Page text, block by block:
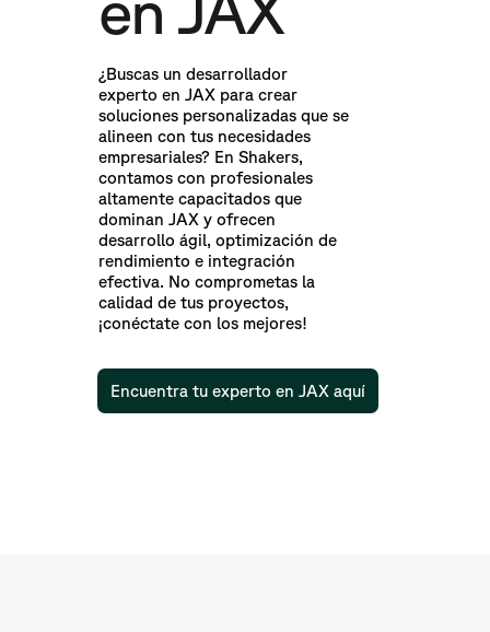
¿Buscas un desarrollador
experto en JAX para crear
soluciones personalizadas que se
alineen con tus necesidades
empresariales? En Shakers,
contamos con profesionales
altamente capacitados que
dominan JAX y ofrecen
desarrollo ágil, optimización de
rendimiento e integración
efectiva. No comprometas la
calidad de tus proyectos,
¡conéctate con los mejores!
Encuentra tu experto en JAX aquí